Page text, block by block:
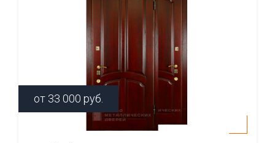
от 33 000 руб.